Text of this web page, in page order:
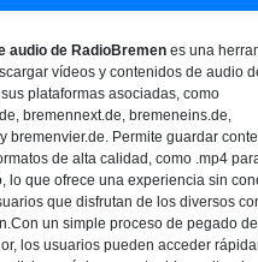
audio de RadioBremenes una
vídeos y contenidos de audio
plataformas asociadas, como
bremennext.de, bremeneins.de,
bremenvier.de. Permite guardar
de alta calidad, como .mp4
lo que ofrece una experiencia sin
que disfrutan de los diversos
un simple proceso de pegado
los usuarios pueden acceder